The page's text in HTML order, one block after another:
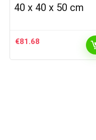
40 x 40 x 50 cm
€81.68